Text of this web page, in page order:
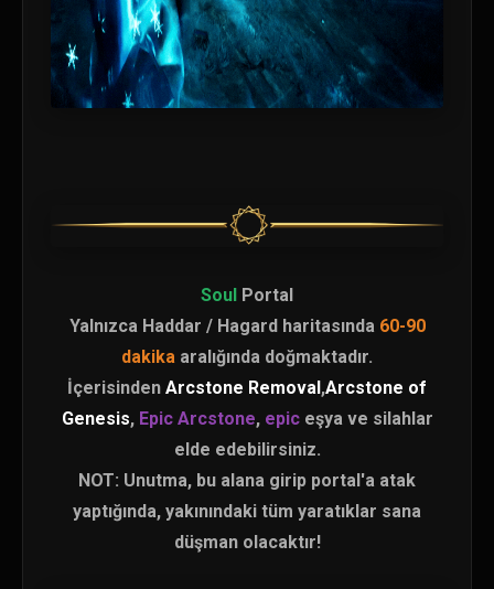
Soul Portal
Yalnızca Haddar / Hagard haritasında 60-90
dakika aralığında doğmaktadır.
İçerisinden Arcstone Removal,Arcstone of
Genesis, Epic Arcstone, epic eşya ve silahlar
elde edebilirsiniz.
NOT: Unutma, bu alana girip portal'a atak
yaptığında, yakınındaki tüm yaratıklar sana
düşman olacaktır!